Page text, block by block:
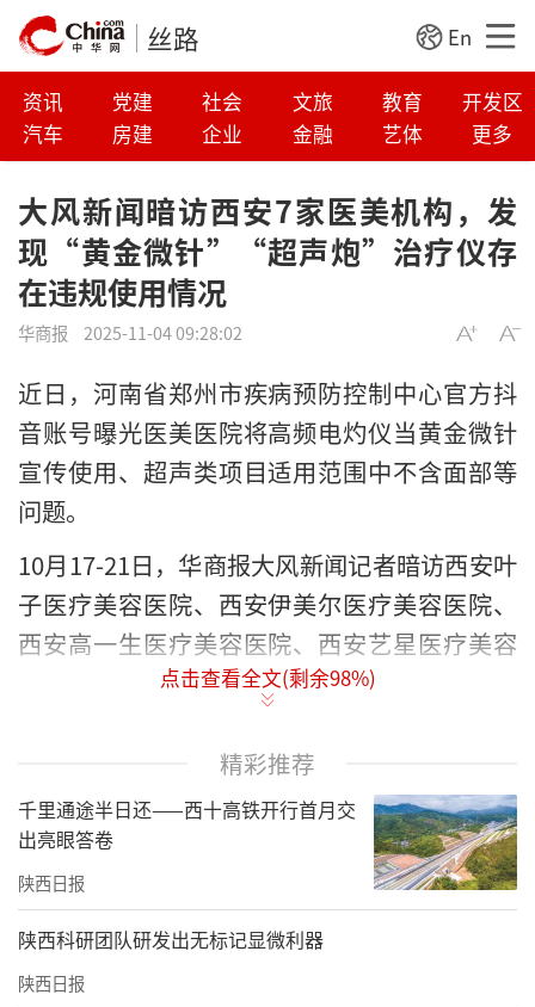
丝路 En
资讯 党建 社会 文旅 教育
开发区
汽车
房建 企业 金融 艺体 更多
大风新闻暗访西安7家医美机构，发
现“黄金微针”“超声炮”治疗仪存
在违规使用情况
华商报 2025-11-04 09:28:02
近日，河南省郑州市疾病预防控制中心官方抖
音账号曝光医美医院将高频电灼仪当黄金微针
宣传使用、超声类项目适用范围中不含面部等
问题。
10月17-21日，华商报大风新闻记者暗访西安叶
子医疗美容医院、西安伊美尔医疗美容医院、
西安高一生医疗美容医院、西安艺星医疗美容
医院、西安亚太医疗美容医院、西安壹加壹医
医疗美容医院，调查医疗器械使用问题。
记者暗访发现，多个宣传为“黄金微针”的医
疗器械，其实际注册名称为“高频电灼仪”，
为第二类医疗器械，适用范围限于对浅表组织
进行凝固或使其坏死，却被普遍用于面部美
容。
点击查看全文(剩余98%)
精彩推荐
千里通途半日还——西十高铁开行首月交
出亮眼答卷
陕西日报
陕西科研团队研发出无标记显微利器
陕西日报